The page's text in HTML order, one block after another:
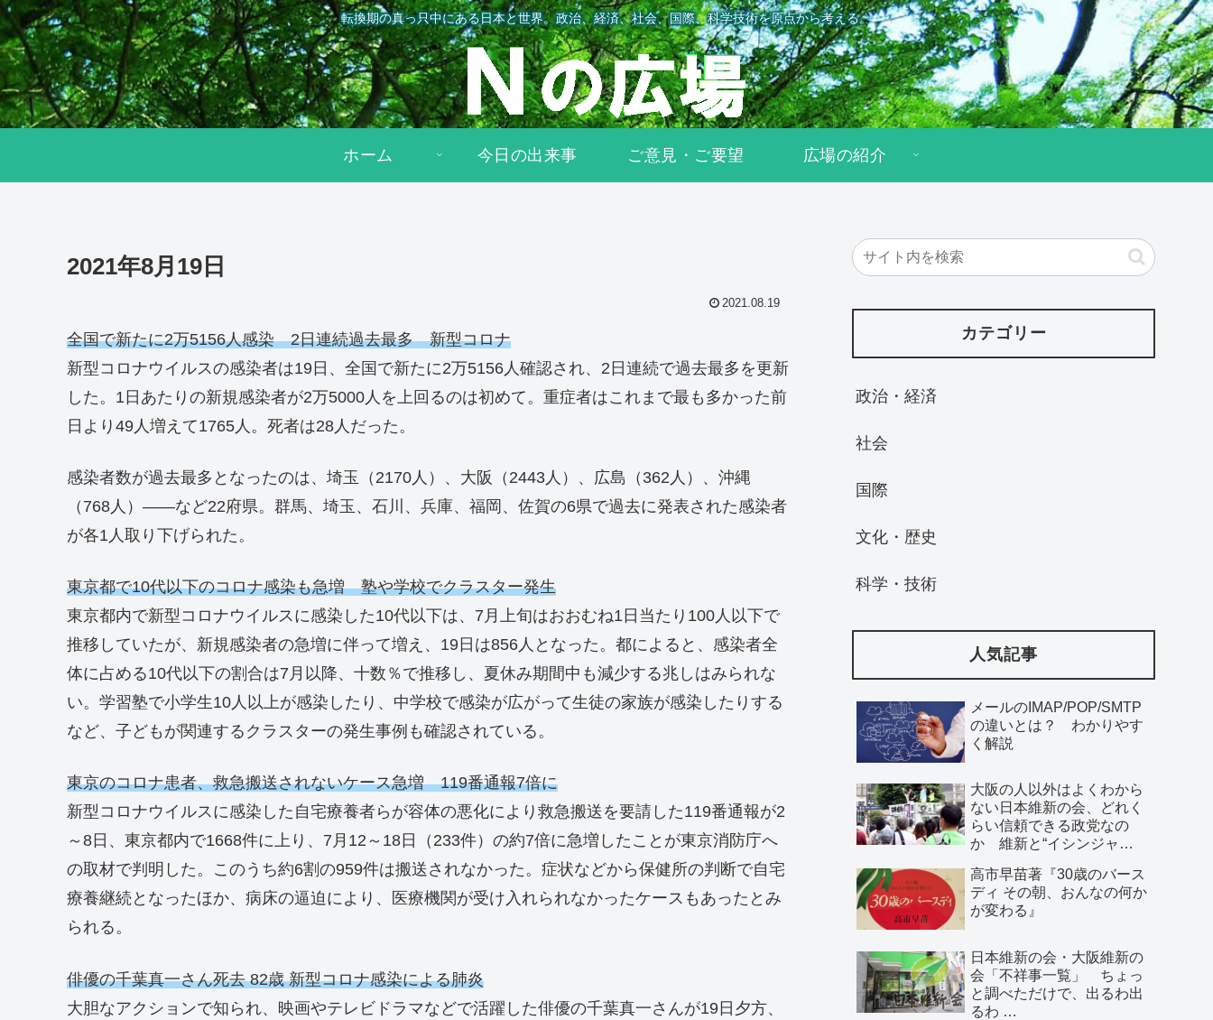
転換期の真っ只中にある日本と世界。政治、経済、社会、国際、科学技術を原点から考える。
ホーム 今日の出来事 ご意見・ご要望 広場の紹介
2021年8月19日
2021.08.19
全国で新たに2万5156人感染 2日連続過去最多 新型コロナ
新型コロナウイルスの感染者は19日、全国で新たに2万5156人確認され、2日連続で過去最多を更新
した。1日あたりの新規感染者が2万5000人を上回るのは初めて。重症者はこれまで最も多かった前
日より49人増えて1765人。死者は28人だった。
感染者数が過去最多となったのは、埼玉（2170人）、大阪（2443人）、広島（362人）、沖縄
（768人）――など22府県。群馬、埼玉、石川、兵庫、福岡、佐賀の6県で過去に発表された感染者
が各1人取り下げられた。
東京都で10代以下のコロナ感染も急増 塾や学校でクラスター発生
東京都内で新型コロナウイルスに感染した10代以下は、7月上旬はおおむね1日当たり100人以下で
推移していたが、新規感染者の急増に伴って増え、19日は856人となった。都によると、感染者全
体に占める10代以下の割合は7月以降、十数％で推移し、夏休み期間中も減少する兆しはみられな
い。学習塾で小学生10人以上が感染したり、中学校で感染が広がって生徒の家族が感染したりする
など、子どもが関連するクラスターの発生事例も確認されている。
東京のコロナ患者、救急搬送されないケース急増 119番通報7倍に
新型コロナウイルスに感染した自宅療養者らが容体の悪化により救急搬送を要請した119番通報が2
～8日、東京都内で1668件に上り、7月12～18日（233件）の約7倍に急増したことが東京消防庁へ
の取材で判明した。このうち約6割の959件は搬送されなかった。症状などから保健所の判断で自宅
療養継続となったほか、病床の逼迫により、医療機関が受け入れられなかったケースもあったとみ
られる。
俳優の千葉真一さん死去 82歳 新型コロナ感染による肺炎
大胆なアクションで知られ、映画やテレビドラマなどで活躍した俳優の千葉真一さんが19日夕方、
カテゴリー
政治・経済
社会
国際
文化・歴史
科学・技術
人気記事
メールのIMAP/POP/SMTP
の違いとは？ わかりやす
く解説
大阪の人以外はよくわから
ない日本維新の会、どれく
らい信頼できる政党なの
か 維新と“イシンジャ
る、大阪で起きていること
高市早苗著『30歳のバース
ディ その朝、おんなの何か
が変わる』
日本維新の会・大阪維新の
会「不祥事一覧」 ちょっ
と調べただけで、出るわ出
るわ …